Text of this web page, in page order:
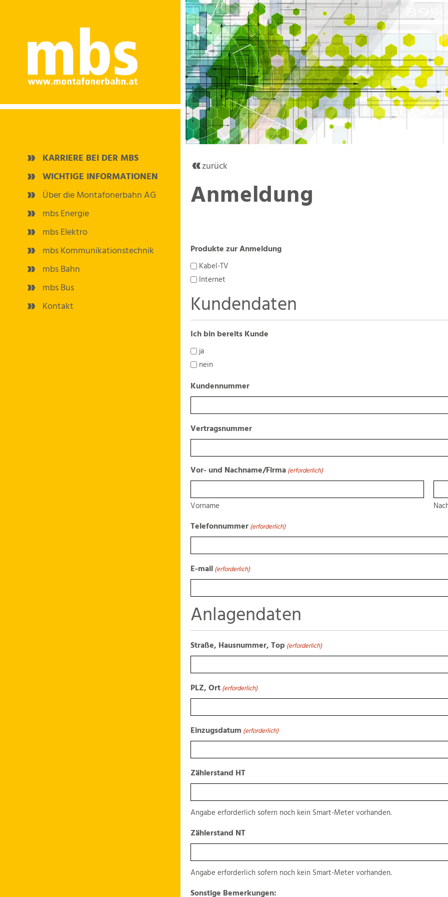
KARRIERE BEI DER MBS
WICHTIGE INFORMATIONEN
Über die Montafonerbahn AG
mbs Energie
mbs Elektro
mbs Kommunikationstechnik
mbs Bahn
mbs Bus
Kontakt
zurück
Anmeldung
Produkte zur Anmeldung
Kabel-TV
Internet
Kundendaten
Ich bin bereits Kunde
ja
nein
Kundennummer
Vertragsnummer
Vor- und Nachname/Firma(erforderlich)
Vorname
Telefonnummer(erforderlich)
E-mail(erforderlich)
Anlagendaten
Straße, Hausnummer, Top(erforderlich)
PLZ, Ort(erforderlich)
Einzugsdatum (erforderlich)
Zählerstand HT
Angabe erforderlich sofern noch kein Smart-Meter vorhanden.
Zählerstand NT
Angabe erforderlich sofern noch kein Smart-Meter vorhanden.
Sonstige Bemerkungen: